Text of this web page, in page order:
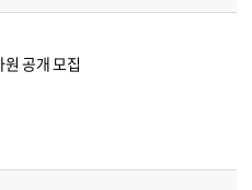
공개 모집